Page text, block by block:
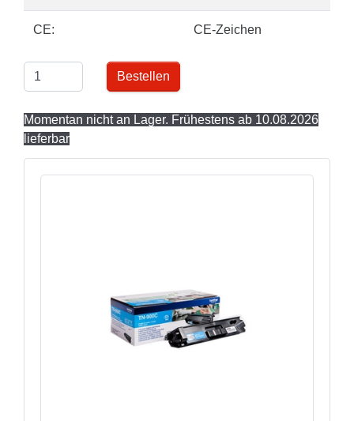
CE: CE-Zeichen
Bestellen
Momentan nicht an Lager. Frühestens ab 10.08.2026
lieferbar